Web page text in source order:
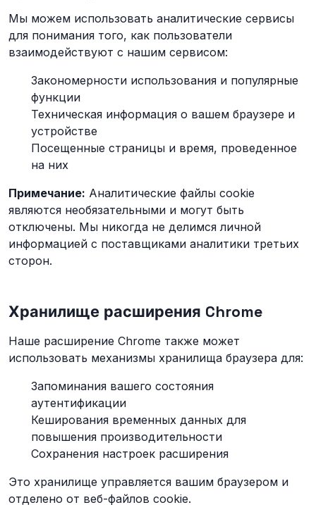
Мы можем использовать аналитические сервисы
для понимания того, как пользователи
взаимодействуют с нашим сервисом:
Закономерности использования и популярные
функции
Техническая информация о вашем браузере и
устройстве
Посещенные страницы и время, проведенное
на них
Примечание: Аналитические файлы cookie
являются необязательными и могут быть
отключены. Мы никогда не делимся личной
информацией с поставщиками аналитики третьих
сторон.
Хранилище расширения Chrome
Наше расширение Chrome также может
использовать механизмы хранилища браузера для:
Запоминания вашего состояния
аутентификации
Кеширования временных данных для
повышения производительности
Сохранения настроек расширения
Это хранилище управляется вашим браузером и
отделено от веб-файлов cookie.